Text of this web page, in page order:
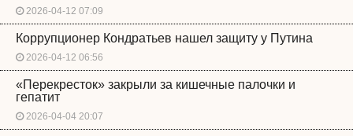
2026-04-12 07:09
Коррупционер Кондратьев нашел защиту у Путина
2026-04-12 06:56
«Перекресток» закрыли за кишечные палочки и
гепатит
2026-04-04 20:07